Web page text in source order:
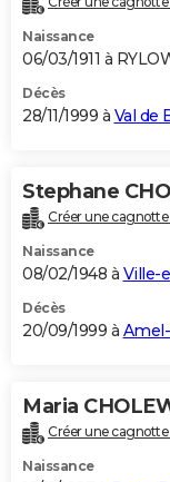
Naissance
06/03/1911 à
Décès
28/11/1999 à Val de
Stephane
Créer une cagnotte
Naissance
08/02/1948 à Ville-
Décès
20/09/1999 à
Maria
Créer une cagnotte
Naissance